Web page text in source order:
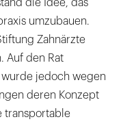
die Idee, das
umzubauen.
Zahnärzte
Auf den Rat
jedoch wegen
deren Konzept
transportable